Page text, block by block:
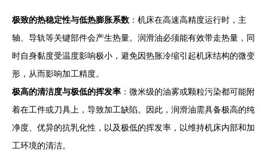
极致的热稳定性与低热膨胀系数 ：机床在高速高精度运行时，主
轴、导轨等关键部件会产生热量。润滑油必须能有效带走热量，同
时自身黏度受温度影响极小，避免因热胀冷缩引起机床结构的微变
形，从而影响加工精度。
极高的清洁度与极低的挥发率 ：微米级的油雾或颗粒污染都可能附
着在工件或刀具上，导致加工缺陷。因此，润滑油需具备极高的纯
净度、优异的抗乳化性，以及极低的挥发率，以维持机床内部和加
工环境的清洁。